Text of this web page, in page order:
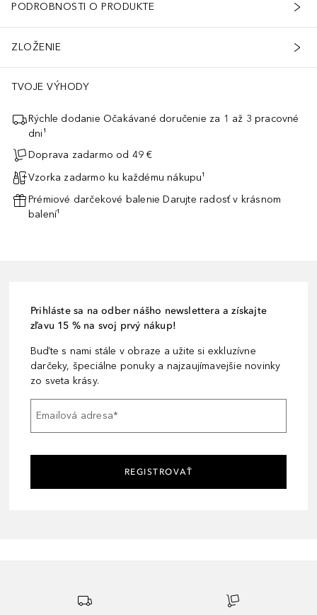
PODROBNOSTI O PRODUKTE
ZLOŽENIE
TVOJE VÝHODY
Rýchle dodanie Očakávané doručenie za 1 až 3 pracovné
dni¹
Doprava zadarmo od 49 €
Vzorka zadarmo ku každému nákupu¹
Prémiové darčekové balenie Darujte radosť v krásnom
balení¹
Prihláste sa na odber nášho newslettera a získajte
zľavu 15 % na svoj prvý nákup!
Buďte s nami stále v obraze a užite si exkluzívne
darčeky, špeciálne ponuky a najzaujímavejšie novinky
zo sveta krásy.
Emailová adresa*
REGISTROVAŤ